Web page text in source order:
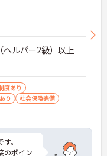
ルパー2級）以上
度あり
り
社会保険完備
。
のポイン